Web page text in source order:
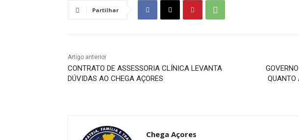
Partilhar
Artigo anterior
CONTRATO DE ASSESSORIA CLÍNICA LEVANTA
DÚVIDAS AO CHEGA AÇORES
QUANTO
Chega Açores